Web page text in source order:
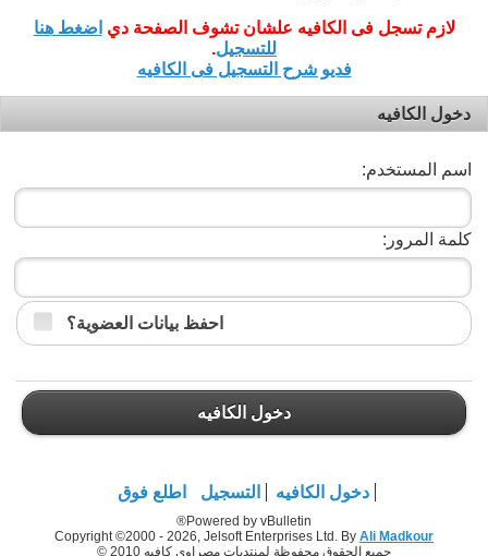
لازم تسجل فى الكافيه علشان تشوف الصفحة دي اضغط هنا
للتسجيل.
فديو شرح التسجيل فى الكافيه
دخول الكافيه
اسم المستخدم:
كلمة المرور:
احفظ بيانات العضوية؟
دخول الكافيه
دخول الكافيه التسجيل اطلع فوق
Powered by vBulletin®
Copyright ©2000 - 2026, Jelsoft Enterprises Ltd. By Ali Madkour
جميع الحقوق محفوظة لمنتديات مصراوي كافيه 2010 ©